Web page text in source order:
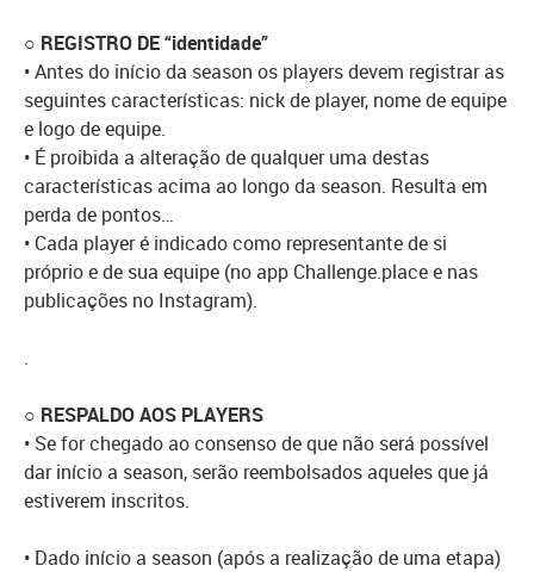
○ REGISTRO DE “identidade”
• Antes do início da season os players devem registrar as
seguintes características: nick de player, nome de equipe
e logo de equipe.
• É proibida a alteração de qualquer uma destas
características acima ao longo da season. Resulta em
perda de pontos…
• Cada player é indicado como representante de si
próprio e de sua equipe (no app Challenge.place e nas
publicações no Instagram).
.
○ RESPALDO AOS PLAYERS
• Se for chegado ao consenso de que não será possível
dar início a season, serão reembolsados aqueles que já
estiverem inscritos.
• Dado início a season (após a realização de uma etapa)